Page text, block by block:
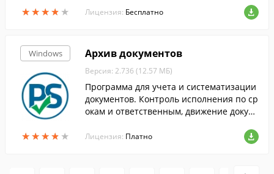
★★★★ ★
★★★★ ★ Лицензия: Бесплатно
Windows
★★★★ ★
★★★★ ★
Архив документов
Версия: 2.736 (12.57 МБ)
Программа для учета и систематизации
документов. Контроль исполнения по ср
окам и ответственным, движение докум
Лицензия: Платно